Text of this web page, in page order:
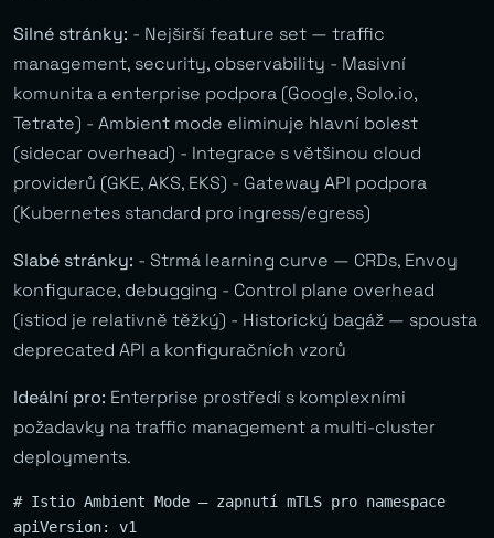
Silné stránky: - Nejširší feature set — traffic
management, security, observability - Masivní
komunita a enterprise podpora (Google, Solo.io,
Tetrate) - Ambient mode eliminuje hlavní bolest
(sidecar overhead) - Integrace s většinou cloud
providerů (GKE, AKS, EKS) - Gateway API podpora
(Kubernetes standard pro ingress/egress)
Slabé stránky: - Strmá learning curve — CRDs, Envoy
konfigurace, debugging - Control plane overhead
(istiod je relativně těžký) - Historický bagáž — spousta
deprecated API a konfiguračních vzorů
Ideální pro: Enterprise prostředí s komplexními
požadavky na traffic management a multi-cluster
deployments.
# Istio Ambient Mode — zapnutí mTLS pro namespace
apiVersion: v1